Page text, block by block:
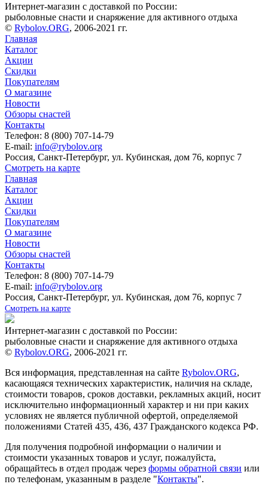
Интернет-магазин с доставкой по России:
рыболовные снасти и снаряжение для активного отдыха
© Rybolov.ORG, 2006-2021 гг.
Главная
Каталог
Акции
Скидки
Покупателям
О магазине
Новости
Обзоры снастей
Контакты
Телефон: 8 (800) 707-14-79
E-mail: info@rybolov.org
Россия, Санкт-Петербург, ул. Кубинская, дом 76, корпус 7
Смотреть на карте
Главная
Каталог
Акции
Скидки
Покупателям
О магазине
Новости
Обзоры снастей
Контакты
Телефон: 8 (800) 707-14-79
E-mail: info@rybolov.org
Россия, Санкт-Петербург, ул. Кубинская, дом 76, корпус 7
Смотреть на карте
Интернет-магазин с доставкой по России:
рыболовные снасти и снаряжение для активного отдыха
© Rybolov.ORG, 2006-2021 гг.
Вся информация, представленная на сайте Rybolov.ORG,
касающаяся технических характеристик, наличия на складе,
стоимости товаров, сроков доставки, рекламных акций, носит
исключительно информационный характер и ни при каких
условиях не является публичной офертой, определяемой
положениями Статей 435, 436, 437 Гражданского кодекса РФ.
Для получения подробной информации о наличии и
стоимости указанных товаров и услуг, пожалуйста,
обращайтесь в отдел продаж через формы обратной связи или
по телефонам, указанным в разделе "Контакты".